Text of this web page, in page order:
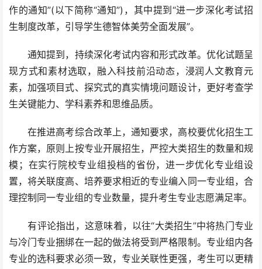
作的通知”(以下简称“通知”)，其中提到“进一步深化考试招
生制度改革，引导学生德智体美劳全面发展”。
通知提到，持续深化考试内容和形式改革。优化试题呈
现方式和素材选取，融入科技前沿动态，浸润人文教育元
素，加强项目式、探究式的真实情境问题设计，更好考查学
生关键能力、学科素养和思维品质。
在推进高考综合改革上，通知要求，高校要优化招生工
作方案，原则上按专业开展招生，严控大类招生的数量和规
模；在实行院校专业组投档的省份，进一步优化专业组设
置，将关联度高、培养要求相近的专业编入同一专业组，合
理控制同一专业组的专业数量，提升考生专业志愿满足率。
有评论指出，这意味着，以往“大类招生”中将热门专业
与冷门专业捆绑在一起的做法将受到严格限制。专业组内各
专业的选科要求必须一致，专业关联性更强，考生可以更精